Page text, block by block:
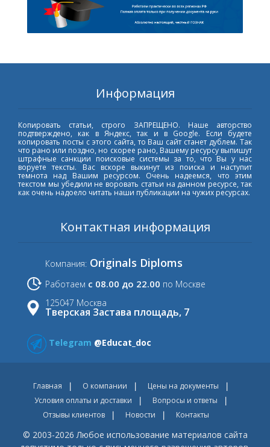
Информация
Копировать статьи, строго ЗАПРЕЩЕНО. Наше авторство
подтверждено, как в Яндекс, так и в Google. Если будете
копировать посты с этого сайта, то Ваш сайт станет дублем. Так
что рано или поздно, но скорее рано, Вашему ресурсу выпишут
штрафные санкции поисковые системы за то, что Вы у нас
воруете тексты. Вас вскоре выкинут из поиска и наступит
темнота над Вашим ресурсом. Очень надеемся, что этим
текстом мы убедили не воровать статьи на данном ресурсе, так
как очень надоело читать наши публикации на чужих ресурсах.
Контактная информация
Компания: Originals Diploms
Работаем с 08.00 до 22.00 по Москве
125047 Москва
Тверская Застава площадь, 7
Telegram @Educat_doc
Главная О компании
Цены на документы
Условия оплаты и доставки
Вопросы и ответы
Отзывы клиентов
Новости Контакты
© 2003-2026 Любое использование материалов сайта